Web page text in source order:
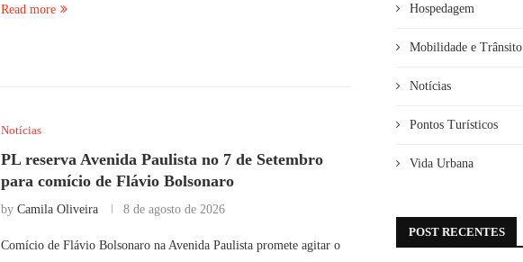
Read more
Notícias
PL reserva Avenida Paulista no 7 de Setembro
para comício de Flávio Bolsonaro
by Camila Oliveira 8 de agosto de 2026
Comício de Flávio Bolsonaro na Avenida Paulista promete agitar o
Hospedagem
Mobilidade e Trânsito
Notícias
Pontos Turísticos
Vida Urbana
POST RECENTES